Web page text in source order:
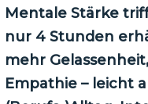
Mentale Stärke
nur 4 Stunden
mehr
Empathie – leicht